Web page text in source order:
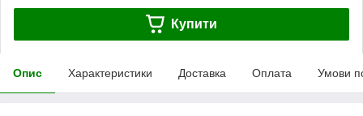
Купити
Опис Характеристики Доставка Оплата Умови